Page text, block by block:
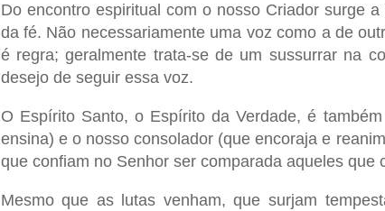
Do encontro espiritual com o nosso Criador surge
da fé. Não necessariamente uma voz como a de
é regra; geralmente trata-se de um sussurrar na
desejo de seguir essa voz.
O Espírito Santo, o Espírito da Verdade, é
ensina) e o nosso consolador (que encoraja e
que confiam no Senhor ser comparada aqueles que
Mesmo que as lutas venham, que surjam